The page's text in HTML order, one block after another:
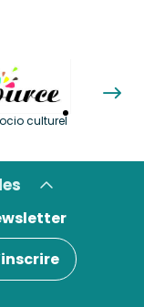
culturel